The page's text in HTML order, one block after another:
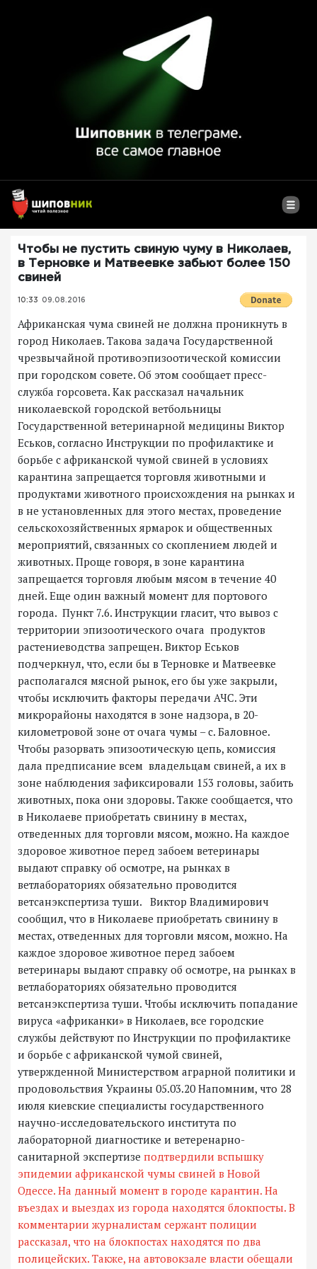
Чтобы не пустить свиную чуму в Николаев,
в Терновке и Матвеевке забьют более 150
свиней
10:33 09.08.2016
Африканская чума свиней не должна проникнуть в
город Николаев. Такова задача Государственной
чрезвычайной противоэпизоотической комиссии
при городском совете. Об этом сообщает пресс-
служба горсовета. Как рассказал начальник
николаевской городской ветбольницы
Государственной ветеринарной медицины Виктор
Еськов, согласно Инструкции по профилактике и
борьбе с африканской чумой свиней в условиях
карантина запрещается торговля животными и
продуктами животного происхождения на рынках и
в не установленных для этого местах, проведение
сельскохозяйственных ярмарок и общественных
мероприятий, связанных со скоплением людей и
животных. Проще говоря, в зоне карантина
запрещается торговля любым мясом в течение 40
дней. Еще один важный момент для портового
города. Пункт 7.6. Инструкции гласит, что вывоз с
территории эпизоотического очага продуктов
растениеводства запрещен. Виктор Еськов
подчеркнул, что, если бы в Терновке и Матвеевке
располагался мясной рынок, его бы уже закрыли,
чтобы исключить факторы передачи АЧС. Эти
микрорайоны находятся в зоне надзора, в 20-
километровой зоне от очага чумы – с. Баловное.
Чтобы разорвать эпизоотическую цепь, комиссия
дала предписание всем владельцам свиней, а их в
зоне наблюдения зафиксировали 153 головы, забить
животных, пока они здоровы. Также сообщается, что
в Николаеве приобретать свинину в местах,
отведенных для торговли мясом, можно. На каждое
здоровое животное перед забоем ветеринары
выдают справку об осмотре, на рынках в
ветлабораториях обязательно проводится
ветсанэкспертиза туши. Виктор Владимирович
сообщил, что в Николаеве приобретать свинину в
местах, отведенных для торговли мясом, можно. На
каждое здоровое животное перед забоем
ветеринары выдают справку об осмотре, на рынках в
ветлабораториях обязательно проводится
ветсанэкспертиза туши. Чтобы исключить попадание
вируса «африканки» в Николаев, все городские
службы действуют по Инструкции по профилактике
и борьбе с африканской чумой свиней,
утвержденной Министерством аграрной политики и
продовольствия Украины 05.03.20 Напомним, что 28
июля киевские специалисты государственного
научно-исследовательского института по
лабораторной диагностике и ветеренарно-
санитарной экспертизе подтвердили вспышку
эпидемии африканской чумы свиней в Новой
Одессе. На данный момент в городе карантин. На
въездах и выездах из города находятся блокпосты. В
комментарии журналистам сержант полиции
рассказал, что на блокпостах находятся по два
полицейских. Также, на автовокзале власти обещали